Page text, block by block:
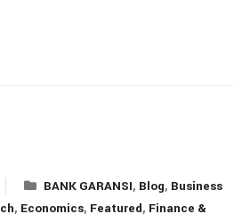
BANK GARANSI, Blog, Business
, Economics, Featured, Finance &